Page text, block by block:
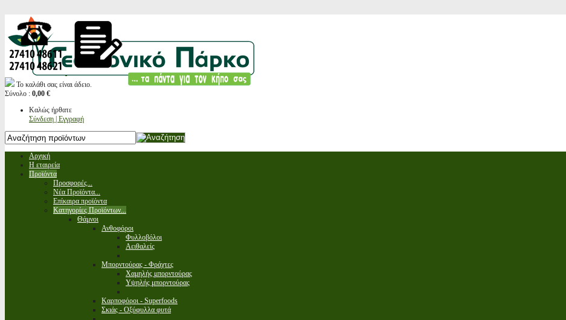
Το καλάθι σας είναι άδειο.
Σύνολο : 0,00 €
Καλώς ήρθατε
Σύνδεση | Εγγραφή
Αρχική
Η εταιρεία
Προϊόντα
Προσφορές...
Νέα Προϊόντα...
Επίκαιρα προϊόντα
Κατηγορίες Προϊόντων...
Θάμνοι
Ανθοφόροι
Φυλλοβόλοι
Αειθαλείς
Μπορντούρας - Φράχτες
Χαμηλής μπορντούρας
Υψηλής μπορντούρας
Καρποφόροι - Superfoods
Σκιάς - Οξύφυλλα φυτά